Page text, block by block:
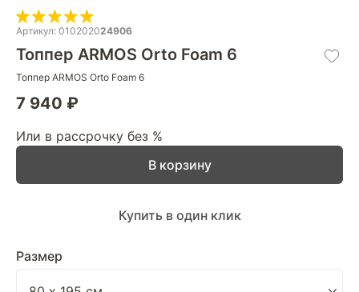
Артикул: 010202024906
Топпер ARMOS Orto Foam 6
Топпер ARMOS Orto Foam 6
7 940 ₽
Или в рассрочку без %
Размер
В корзину
Купить в один клик